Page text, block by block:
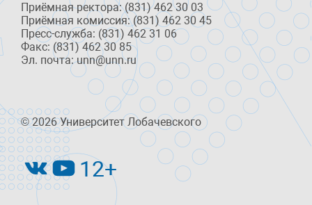
Приёмная ректора: (831) 462 30 03
Приёмная комиссия: (831) 462 30 45
Пресс-служба: (831) 462 31 06
Факс: (831) 462 30 85
Эл. почта: unn@unn.ru
© 2026 Университет Лобачевского
12+